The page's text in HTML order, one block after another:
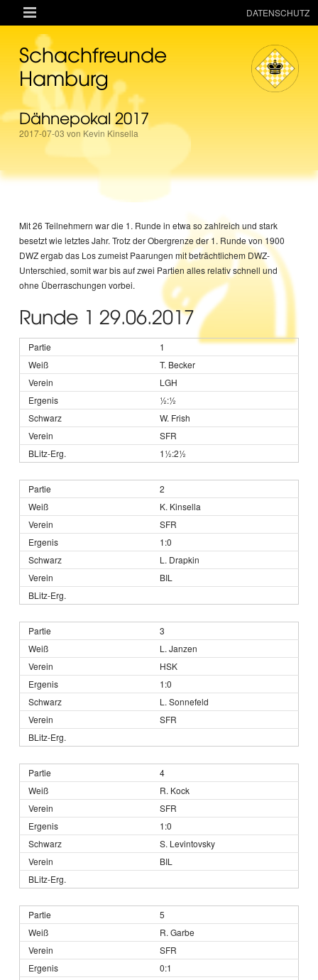

AKTUELLES
RESSOURCEN
VEREIN
MANNSCHAFTEN
TURNIERE
TERMINE
Schachfreunde
Hamburg
Dähnepokal 2017
2017-07-03 von Kevin Kinsella
Mit 26 Teilnehmern war die 1. Runde in etwa so zahlreich und stark
besetzt wie letztes Jahr. Trotz der Obergrenze der 1. Runde von 1900
DWZ ergab das Los zumeist Paarungen mit beträchtlichem DWZ-
Unterschied, somit war bis auf zwei Partien alles relativ schnell und
ohne Überraschungen vorbei.
Runde 1 29.06.2017
1
T. Becker
LGH
½:½
W. Frish
SFR
1½:2½
2
K. Kinsella
SFR
1:0
L. Drapkin
BIL
3
L. Janzen
HSK
1:0
L. Sonnefeld
SFR
4
R. Kock
SFR
1:0
S. Levintovsky
BIL
5
R. Garbe
SFR
0:1
DATENSCHUTZ